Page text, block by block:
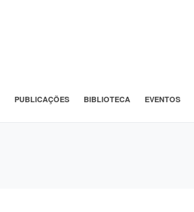
PUBLICAÇÕES BIBLIOTECA EVENTOS